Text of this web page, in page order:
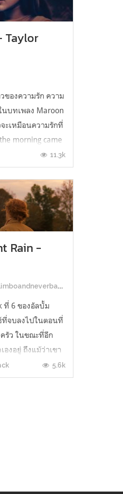
ยAll of me
Taylor
ของความรัก ความ
นบทเพลง Maroon
ะเหมือนความรักที่
morning came
your vinyl shelf
Laughing
11.3k
Rain -
ที่ 6 ของอัลบั้ม
จบลงไปในตอนที่
รัว ในขณะที่อีก
งอยู่ ถึงแม้ว่าเขา
วัน แต่ถึงอย่างนั้น
แต่บางครั้ง —ใน
5.6k